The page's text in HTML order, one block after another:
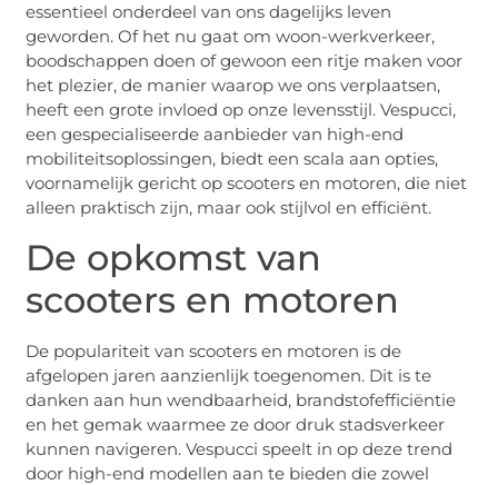
essentieel onderdeel van ons dagelijks leven
geworden. Of het nu gaat om woon-werkverkeer,
boodschappen doen of gewoon een ritje maken voor
het plezier, de manier waarop we ons verplaatsen,
heeft een grote invloed op onze levensstijl. Vespucci,
een gespecialiseerde aanbieder van high-end
mobiliteitsoplossingen, biedt een scala aan opties,
voornamelijk gericht op scooters en motoren, die niet
alleen praktisch zijn, maar ook stijlvol en efficiënt.
De opkomst van
scooters en motoren
De populariteit van scooters en motoren is de
afgelopen jaren aanzienlijk toegenomen. Dit is te
danken aan hun wendbaarheid, brandstofefficiëntie
en het gemak waarmee ze door druk stadsverkeer
kunnen navigeren. Vespucci speelt in op deze trend
door high-end modellen aan te bieden die zowel